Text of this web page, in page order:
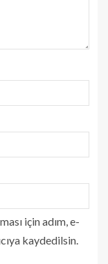
için adım, e-
kaydedilsin.